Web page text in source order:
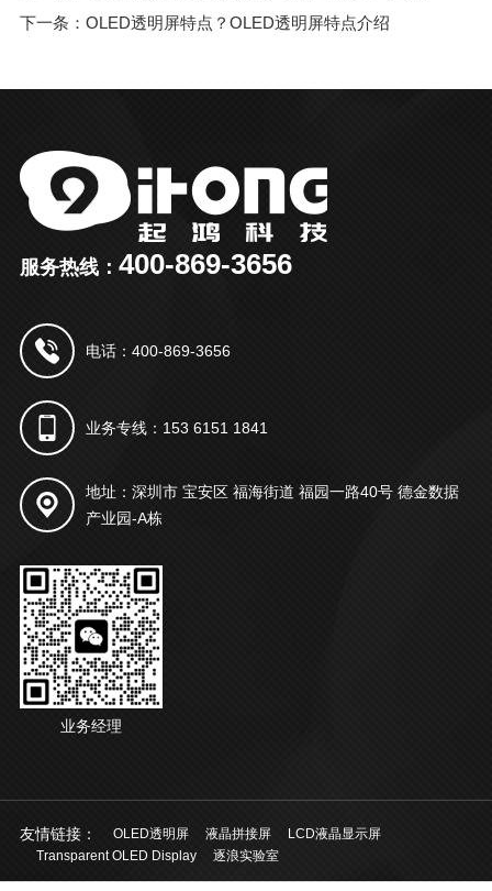
下一条：OLED透明屏特点？OLED透明屏特点介绍
服务热线： 400-869-3656
电话：400-869-3656
业务专线：153 6151 1841
地址：深圳市 宝安区 福海街道 福园一路40号 德金数据
产业园-A栋
业务经理
友情链接： OLED透明屏 液晶拼接屏
LCD液晶显示屏
Transparent OLED Display
逐浪实验室